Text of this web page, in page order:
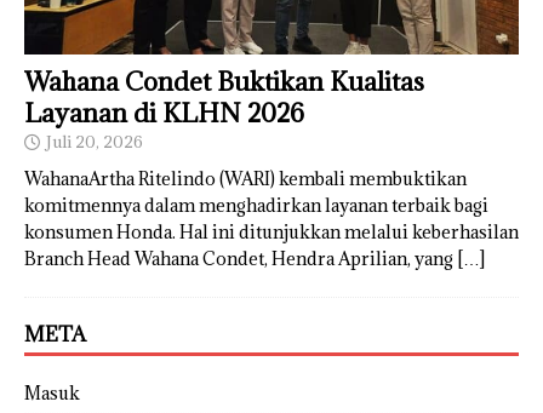
Wahana Condet Buktikan Kualitas
Layanan di KLHN 2026
Juli 20, 2026
WahanaArtha Ritelindo (WARI) kembali membuktikan
komitmennya dalam menghadirkan layanan terbaik bagi
konsumen Honda. Hal ini ditunjukkan melalui keberhasilan
Branch Head Wahana Condet, Hendra Aprilian, yang […]
META
Masuk